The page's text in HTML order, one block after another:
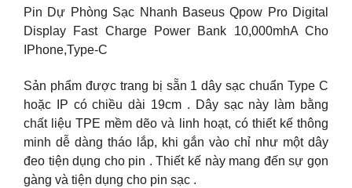
Pin Dự Phòng Sạc Nhanh Baseus Qpow Pro Digital
Display Fast Charge Power Bank 10,000mhA Cho
IPhone,Type-C
Sản phẩm được trang bị sẵn 1 dây sạc chuẩn Type C
hoặc IP có chiều dài 19cm . Dây sạc này làm bằng
chất liệu TPE mềm dẽo và linh hoạt, có thiết kế thông
minh dễ dàng tháo lắp, khi gắn vào chỉ như một dây
đeo tiện dụng cho pin . Thiết kế này mang đến sự gọn
gàng và tiện dụng cho pin sạc .